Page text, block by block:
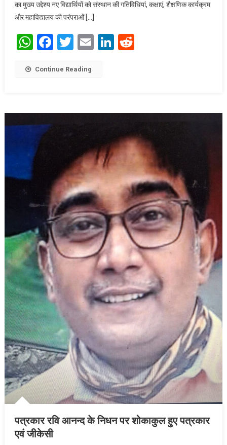
का मुख्य उद्देश्य नए विद्यार्थियों को संस्थान की गतिविधियां, कक्षाएं, शैक्षणिक कार्यक्रम
और महाविद्यालय की परंपराओं […]
WhatsApp
Facebook
Twitter
EmailLinkedIn
Reddit
Continue Reading
पत्रकार रवि आनन्द के निधन पर शोकाकुल हुए पत्रकार
एवं जीकेसी